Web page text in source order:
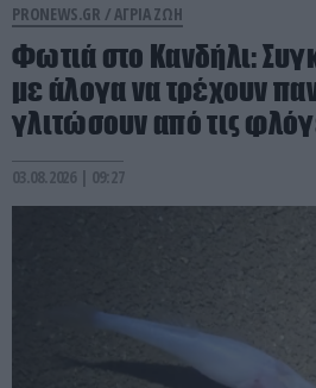
PRONEWS.GR / ΑΓΡΙΑ ΖΩΗ
Φωτιά στο Κανδήλι:
με άλογα να τρέχουν
γλιτώσουν από τις
03.08.2026 | 09:27